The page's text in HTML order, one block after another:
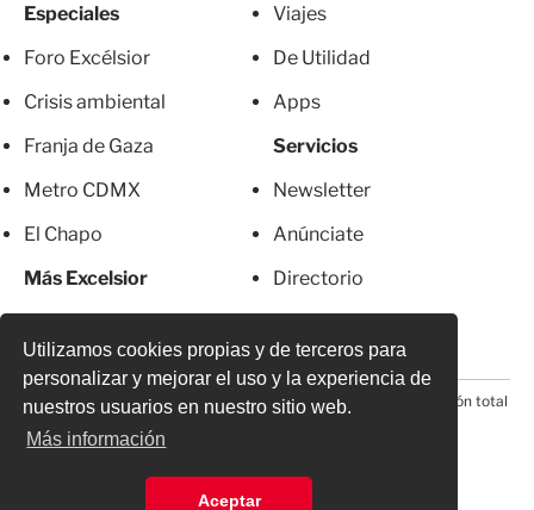
Utilizamos cookies propias y de terceros para
personalizar y mejorar el uso y la experiencia de
nuestros usuarios en nuestro sitio web.
Más información
Aceptar
Especiales
Foro Excélsior
Crisis ambiental
Franja de Gaza
Metro CDMX
El Chapo
Más Excelsior
Viajes
De Utilidad
Apps
Servicios
Newsletter
Anúnciate
Directorio
© 2026 Todos los derechos reservados. Prohibida la reproducción total
o parcial, incluyendo cualquier medio electrónico*